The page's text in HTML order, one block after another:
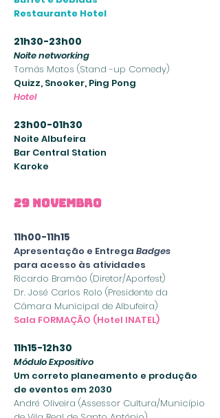
Restaurante Hotel
21h30-23h00
Noite networking
Tomás Matos (Stand -up Comedy)
Quizz, Snooker, Ping Pong
Hotel
23h00-01h30
Noite Albufeira
Bar Central Station
Karoke
29 Novembro
11h00-11h15
Apresentação e Entrega Badges
para acesso às atividades
Ricardo Bramão (Diretor/Aporfest)
Dr. José Carlos Rolo (Presidente da
Câmara Municipal de Albufeira)
Sala FORMAÇÃO (Hotel INATEL)
11h15-12h30
Módulo Expositivo
Um correto planeamento e produção
de eventos em 2030
André Oliveira (Assessor Cultura/Município